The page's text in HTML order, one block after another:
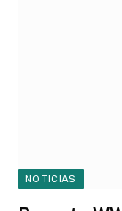
NOTICIAS